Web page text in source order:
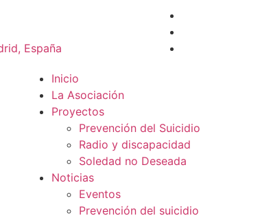
España
Inicio
La Asociación
Proyectos
Prevención del Suicidio
Radio y discapacidad
Soledad no Deseada
Noticias
Eventos
Prevención del suicidio